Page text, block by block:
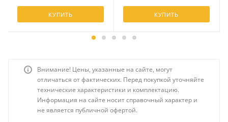
КУПИТЬ КУПИТЬ
Внимание! Цены, указанные на сайте, могут
отличаться от фактических. Перед покупкой уточняйте
технические характеристики и комплектацию.
Информация на сайте носит справочный характер и
не является публичной офертой.